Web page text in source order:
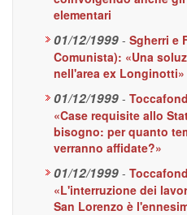
elementari
01/12/1999 - Sgherri e
Comunista): «Una
nell'area ex Longinotti»
01/12/1999 -
«Case requisite allo
bisogno: per quanto
verranno affidate?»
01/12/1999 -
«L'interruzione dei
San Lorenzo è